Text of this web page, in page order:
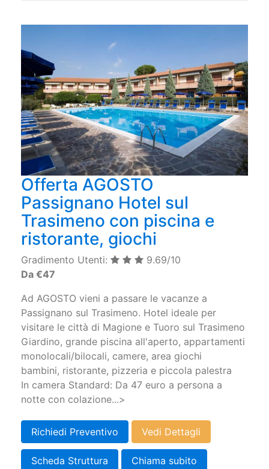
Offerta AGOSTO
Passignano Hotel sul
Trasimeno con piscina e
ristorante, giochi
Gradimento Utenti:
9.69/10
Da €47
Ad AGOSTO vieni a passare le vacanze a
Passignano sul Trasimeno. Hotel ideale per
visitare le città di Magione e Tuoro sul Trasimeno
Giardino, grande piscina all'aperto, appartamenti
monolocali/bilocali, camere, area giochi
bambini, ristorante, pizzeria e piccola palestra
In camera Standard: Da 47 euro a persona a
notte con colazione...>
Richiedi Preventivo Vedi Dettagli
Scheda Struttura Chiama subito